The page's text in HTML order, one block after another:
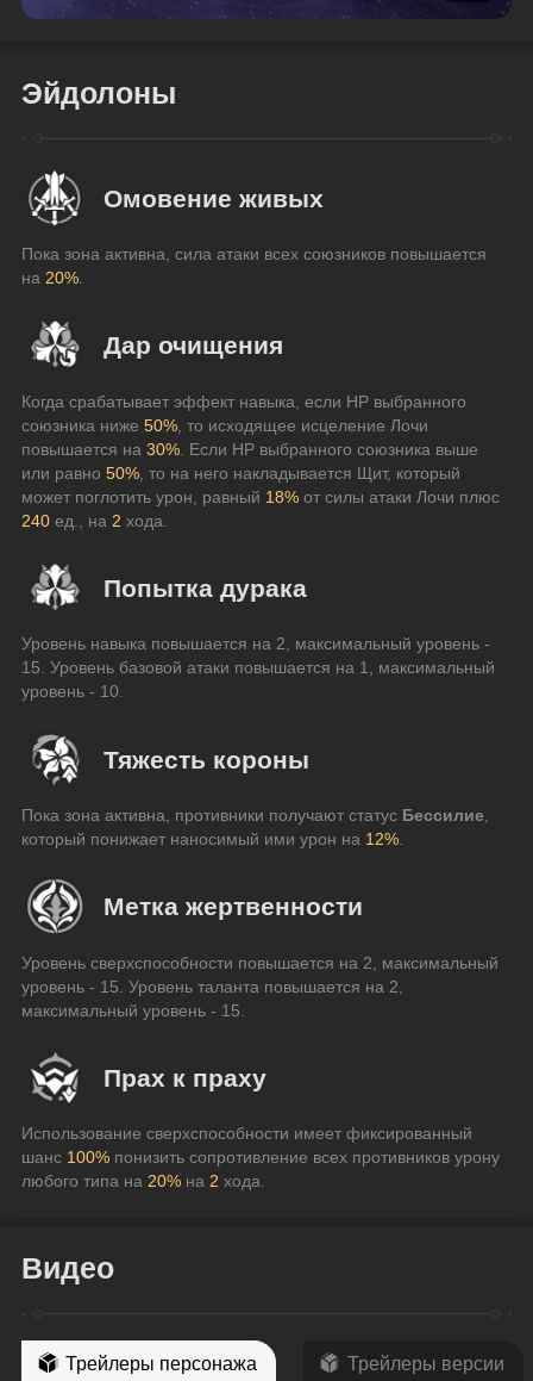
Эйдолоны
Омовение живых
Пока зона активна, сила атаки всех союзников повышается
на 20%
Дар очищения
Когда срабатывает эффект навыка, если НР выбранного
союзника ниже 50% , то исходящее исцеление Лочи
повышается на 30% . Если НР выбранного союзника выше
или равно 50% , то на него накладывается Щит, который
может поглотить урон, равный 18% от силы атаки Лочи плюс
240 ед., на 2 хода.
Попытка дурака
Уровень навыка повышается на 2, максимальный уровень -
15. Уровень базовой атаки повышается на 1, максимальный
уровень - 10.
Тяжесть короны
Пока зона активна, противники получают статус Бессилие
который понижает наносимый ими урон на 12%
Метка жертвенности
Уровень сверхспособности повышается на 2, максимальный
уровень - 15. Уровень таланта повышается на 2,
максимальный уровень - 15.
Прах к праху
Использование сверхспособности имеет фиксированный
шанс 100% понизить сопротивление всех противников урону
любого типа на 20% на 2 хода.
Видео
Трейлеры персонажа Трейлеры версии